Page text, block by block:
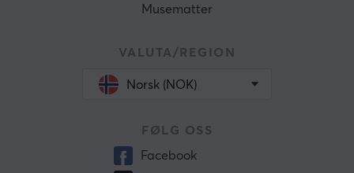
Musematter
VALUTA/REGION
Norsk (NOK)
FØLG OSS
Facebook